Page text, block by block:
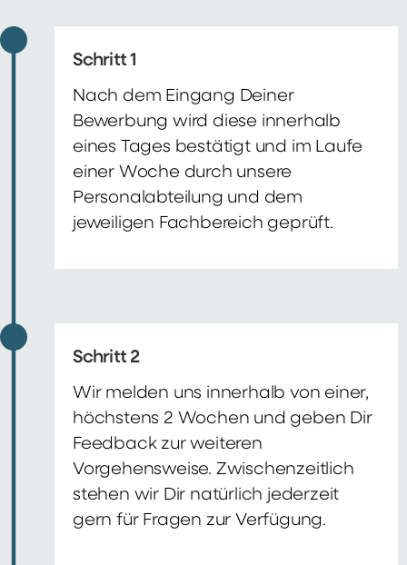
Schritt 1
Nach dem Eingang Deiner
Bewerbung wird diese innerhalb
eines Tages bestätigt und im Laufe
einer Woche durch unsere
Personalabteilung und dem
jeweiligen Fachbereich geprüft.
Schritt 2
Wir melden uns innerhalb von einer,
höchstens 2 Wochen und geben Dir
Feedback zur weiteren
Vorgehensweise. Zwischenzeitlich
stehen wir Dir natürlich jederzeit
gern für Fragen zur Verfügung.